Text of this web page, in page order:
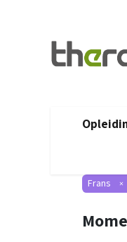
Frans ×